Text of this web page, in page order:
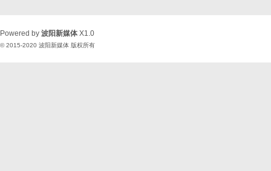
Powered by 波阳新媒体 X1.0
© 2015-2020 波阳新媒体 版权所有